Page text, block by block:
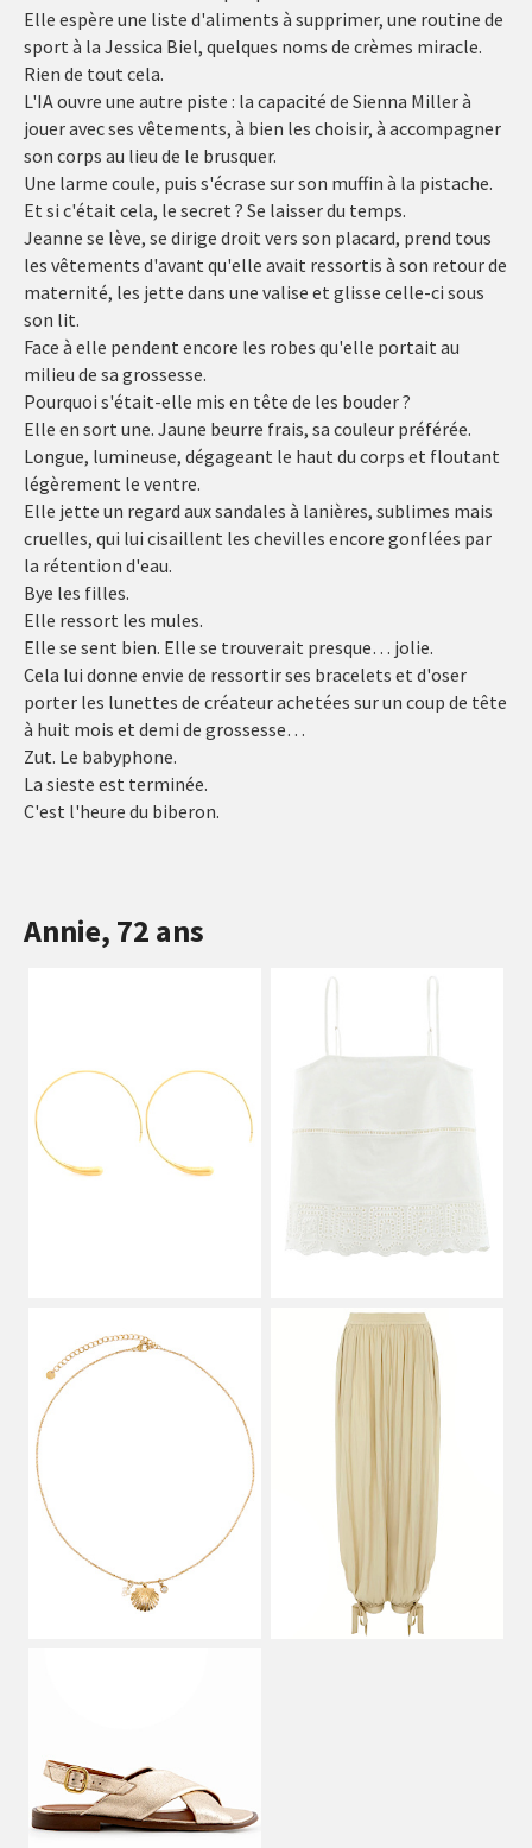
Elle espère une liste d'aliments à supprimer, une routine de
sport à la Jessica Biel, quelques noms de crèmes miracle.
Rien de tout cela.
L'IA ouvre une autre piste : la capacité de Sienna Miller à
jouer avec ses vêtements, à bien les choisir, à accompagner
son corps au lieu de le brusquer.
Une larme coule, puis s'écrase sur son muffin à la pistache.
Et si c'était cela, le secret ? Se laisser du temps.
Jeanne se lève, se dirige droit vers son placard, prend tous
les vêtements d'avant qu'elle avait ressortis à son retour de
maternité, les jette dans une valise et glisse celle-ci sous
son lit.
Face à elle pendent encore les robes qu'elle portait au
milieu de sa grossesse.
Pourquoi s'était-elle mis en tête de les bouder ?
Elle en sort une. Jaune beurre frais, sa couleur préférée.
Longue, lumineuse, dégageant le haut du corps et floutant
légèrement le ventre.
Elle jette un regard aux sandales à lanières, sublimes mais
cruelles, qui lui cisaillent les chevilles encore gonflées par
la rétention d'eau.
Bye les filles.
Elle ressort les mules.
Elle se sent bien. Elle se trouverait presque… jolie.
Cela lui donne envie de ressortir ses bracelets et d'oser
porter les lunettes de créateur achetées sur un coup de tête
à huit mois et demi de grossesse…
Zut. Le babyphone.
La sieste est terminée.
C'est l'heure du biberon.
Annie, 72 ans